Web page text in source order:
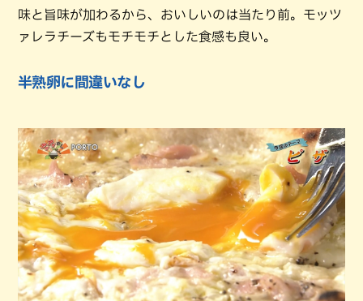
味と旨味が加わるから、おいしいのは当たり前。モッツ
ァレラチーズもモチモチとした食感も良い。
半熟卵に間違いなし